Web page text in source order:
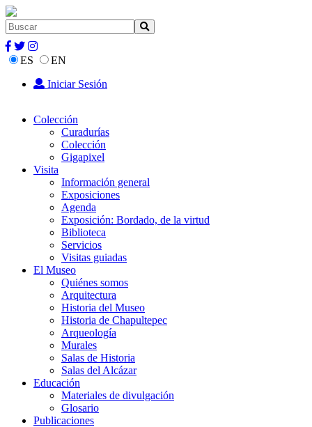
ES
EN
Iniciar Sesión
Colección
Curadurías
Colección
Gigapixel
Visita
Información general
Exposiciones
Agenda
Exposición: Bordado, de la virtud
Biblioteca
Servicios
Visitas guiadas
El Museo
Quiénes somos
Arquitectura
Historia del Museo
Historia de Chapultepec
Arqueología
Murales
Salas de Historia
Salas del Alcázar
Educación
Materiales de divulgación
Glosario
Publicaciones